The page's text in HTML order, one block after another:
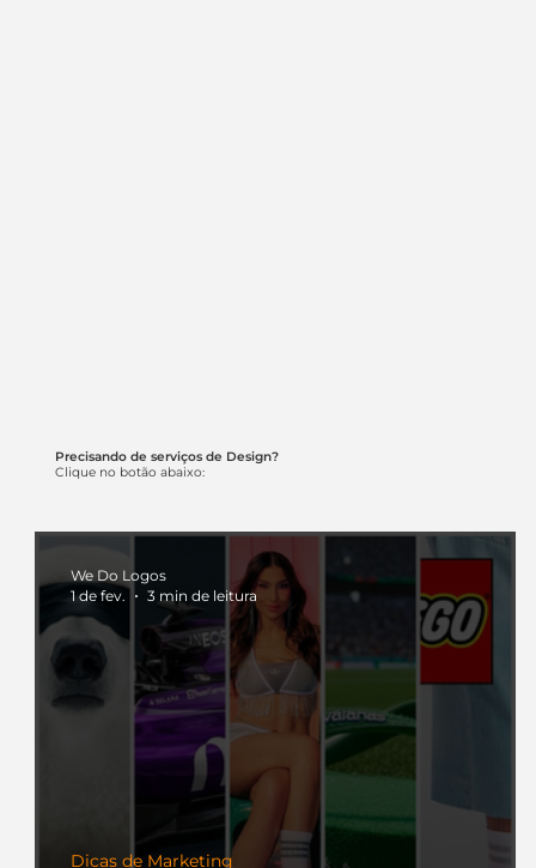
Precisando de serviços de Design?
Clique no botão abaixo:
Dicas de Marketing
We Do Logos
1 de fev.
3 min de leitura